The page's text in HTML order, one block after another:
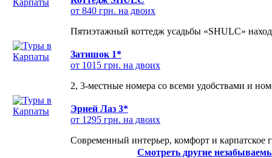
от 840 грн. на двоих
Пятиэтажный коттедж усадьбы «SHULC»
Затишок 1*
от 1015 грн. на двоих
2, 3-местные номера со всеми удобствами и
Эрней Лаз 3*
от 1295 грн. на двоих
Современный интерьер, комфорт и карпатское
Смотреть другие